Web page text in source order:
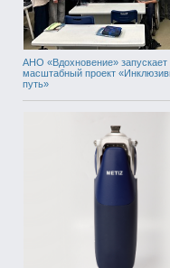
АНО «Вдохновение» запускает
масштабный проект
путь»